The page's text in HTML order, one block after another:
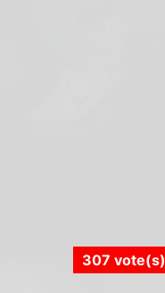
307 vote(s)